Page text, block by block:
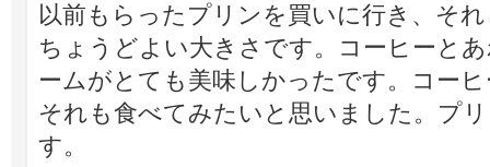
以前もらったプリンを買いに行き、そ
ちょうどよい大きさです。コーヒーと
ームがとても美味しかったです。コー
それも食べてみたいと思いました。プ
す。